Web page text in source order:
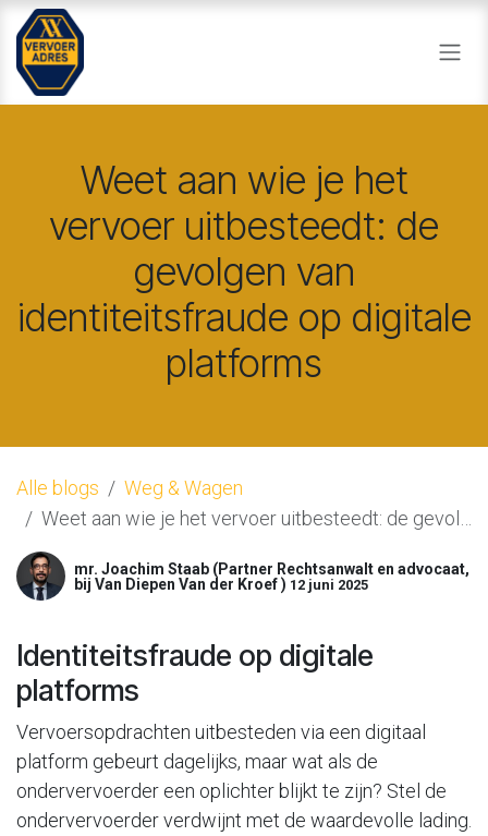
Overslaan naar inhoud
Weet aan wie je het
vervoer uitbesteedt: de
gevolgen van
identiteitsfraude op digitale
platforms
Alle blogs
Weg & Wagen
Weet aan wie je het vervoer uitbesteedt: de gevolgen van identiteitsfraude op digitale platforms
mr. Joachim Staab (Partner Rechtsanwalt en advocaat,
bij Van Diepen Van der Kroef ) 12 juni 2025
Identiteitsfraude op digitale
platforms
Vervoersopdrachten uitbesteden via een digitaal
platform gebeurt dagelijks, maar wat als de
ondervervoerder een oplichter blijkt te zijn? Stel de
ondervervoerder verdwijnt met de waardevolle lading.